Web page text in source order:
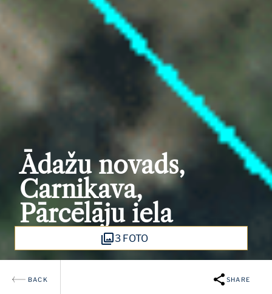
Ādažu novads,
Carnikava,
Pārcēlāju iela
3 FOTO
BACK SHARE